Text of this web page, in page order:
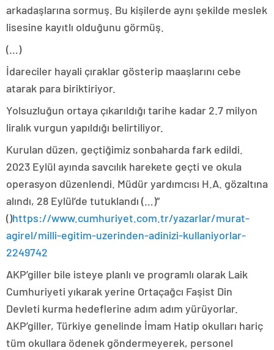
arkadaşlarına sormuş. Bu kişilerde aynı şekilde meslek
lisesine kayıtlı olduğunu görmüş.
(…)
İdareciler hayali çıraklar gösterip maaşlarını cebe
atarak para biriktiriyor.
Yolsuzluğun ortaya çıkarıldığı tarihe kadar 2.7 milyon
liralık vurgun yapıldığı belirtiliyor.
Kurulan düzen, geçtiğimiz sonbaharda fark edildi.
2023 Eylül ayında savcılık harekete geçti ve okula
operasyon düzenlendi. Müdür yardımcısı H.A. gözaltına
alındı, 28 Eylül’de tutuklandı (…)”
()https://www.cumhuriyet.com.tr/yazarlar/murat-
agirel/milli-egitim-uzerinden-adinizi-kullaniyorlar-
2249742
AKP’giller bile isteye planlı ve programlı olarak Laik
Cumhuriyeti yıkarak yerine Ortaçağcı Faşist Din
Devleti kurma hedeflerine adım adım yürüyorlar.
AKP’giller, Türkiye genelinde İmam Hatip okulları hariç
tüm okullara ödenek göndermeyerek, personel